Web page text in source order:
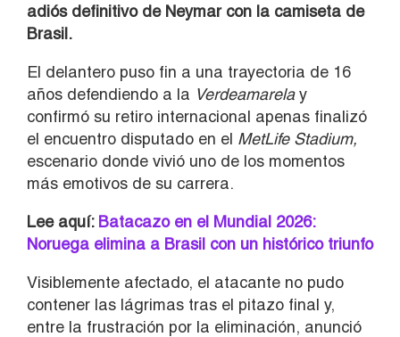
adiós definitivo de Neymar con la camiseta de
Brasil.
El delantero puso fin a una trayectoria de 16
años defendiendo a la Verdeamarelay
confirmó su retiro internacional apenas finalizó
el encuentro disputado en el MetLife Stadium,
escenario donde vivió uno de los momentos
más emotivos de su carrera.
Lee aquí: Batacazo en el Mundial 2026:
Noruega elimina a Brasil con un histórico triunfo
Visiblemente afectado, el atacante no pudo
contener las lágrimas tras el pitazo final y,
entre la frustración por la eliminación, anunció